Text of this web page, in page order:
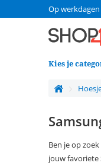
Op
Kies je
Ben je op
jouw favoriete